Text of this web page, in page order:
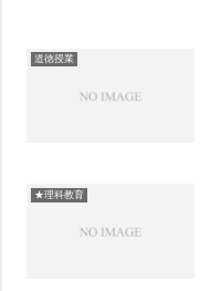
道徳授業
★理科教育